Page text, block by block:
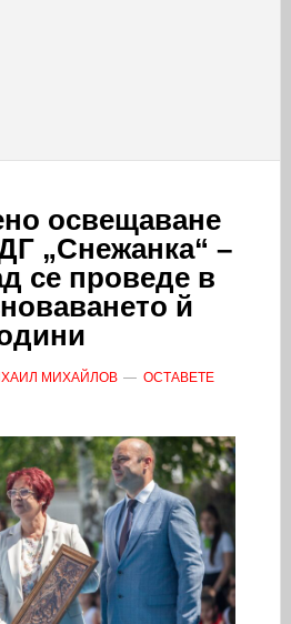
освещаване
„Снежанка“ –
се проведе в
й
МИХАЙЛОВ
ОСТАВЕТЕ